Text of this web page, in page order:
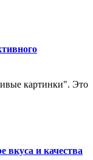
картинки". Это
вкуса и качества